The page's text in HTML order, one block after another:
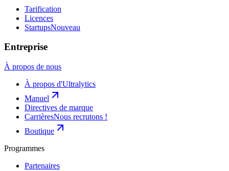
Tarification
Licences
StartupsNouveau
Entreprise
À propos de nous
À propos d'Ultralytics
Manuel
Directives de marque
CarrièresNous recrutons !
Boutique
Programmes
Partenaires